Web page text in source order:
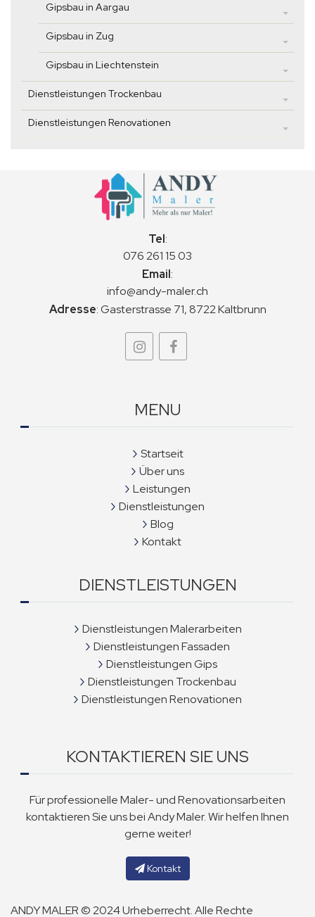
Gipsbau in Aargau
Gipsbau in Zug
Gipsbau in Liechtenstein
Dienstleistungen Trockenbau
Dienstleistungen Renovationen
Tel:
076 261 15 03
Email:
info@andy-maler.ch
Adresse:Gasterstrasse 71, 8722 Kaltbrunn
MENU
Startseit
Über uns
Leistungen
Dienstleistungen
Blog
Kontakt
DIENSTLEISTUNGEN
Dienstleistungen Malerarbeiten
Dienstleistungen Fassaden
Dienstleistungen Gips
Dienstleistungen Trockenbau
Dienstleistungen Renovationen
KONTAKTIEREN SIE UNS
Für professionelle Maler- und Renovationsarbeiten
kontaktieren Sie uns bei Andy Maler. Wir helfen Ihnen
gerne weiter!
Kontakt
ANDY MALER © 2024 Urheberrecht. Alle Rechte